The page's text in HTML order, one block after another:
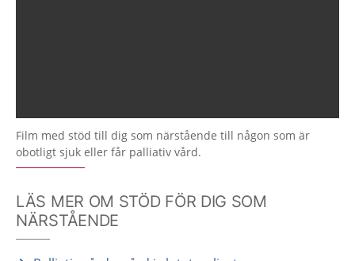
Film med stöd till dig som närstående till någon som är
obotligt sjuk eller får palliativ vård.
LÄS MER OM STÖD FÖR DIG SOM
NÄRSTÅENDE